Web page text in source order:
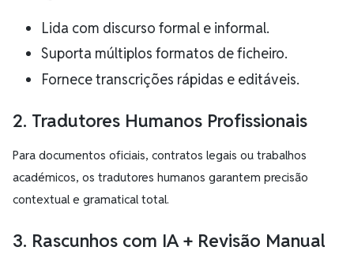
Lida com discurso formal e informal.
Suporta múltiplos formatos de ficheiro.
Fornece transcrições rápidas e editáveis.
2. Tradutores Humanos Profissionais
Para documentos oficiais, contratos legais ou trabalhos
académicos, os tradutores humanos garantem precisão
contextual e gramatical total.
3. Rascunhos com IA + Revisão Manual